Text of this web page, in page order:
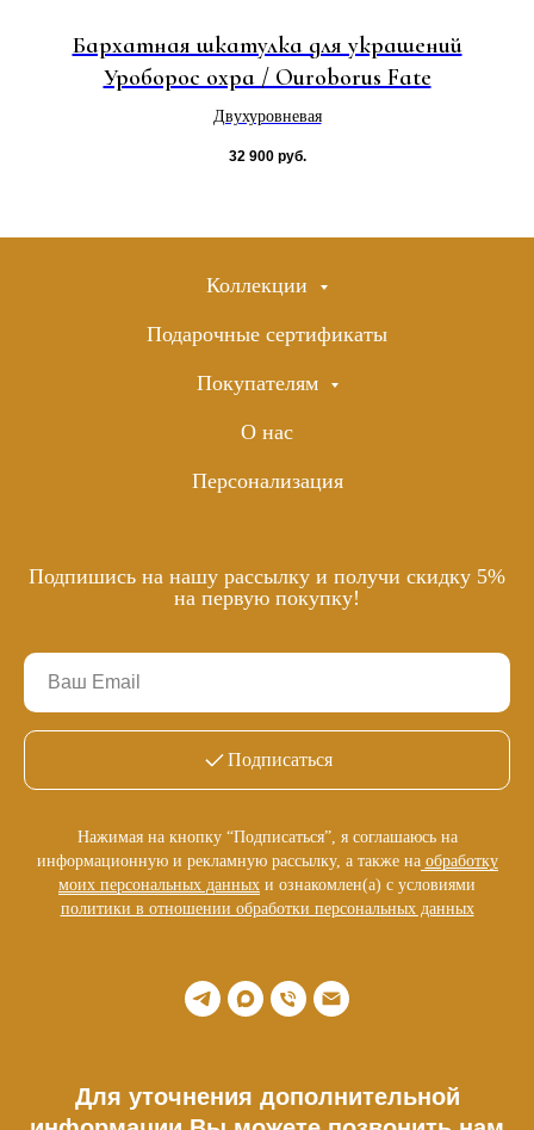
Бархатная шкатулка для украшений
Уроборос охра / Ouroborus Fate
Двухуровневая
32 900 руб.
Коллекции
Подарочные сертификаты
Покупателям
О нас
Персонализация
Подпишись на нашу рассылку и получи скидку 5%
на первую покупку!
Подписаться
Нажимая на кнопку “Подписаться”, я соглашаюсь на
информационную и рекламную рассылку, а также на обработку
моих персональных данных и ознакомлен(а) с условиями
политики в отношении обработки персональных данных
Для уточнения дополнительной